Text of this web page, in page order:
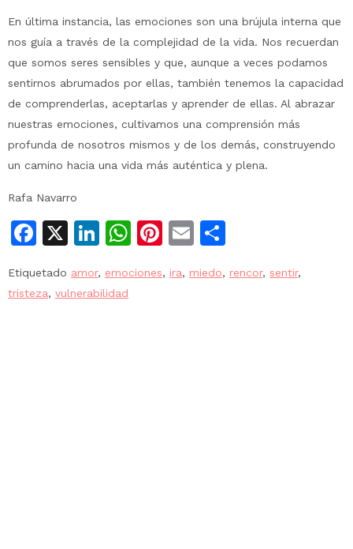
En última instancia, las emociones son una brújula interna que
nos guía a través de la complejidad de la vida. Nos recuerdan
que somos seres sensibles y que, aunque a veces podamos
sentirnos abrumados por ellas, también tenemos la capacidad
de comprenderlas, aceptarlas y aprender de ellas. Al abrazar
nuestras emociones, cultivamos una comprensión más
profunda de nosotros mismos y de los demás, construyendo
un camino hacia una vida más auténtica y plena.
Rafa Navarro
Facebook
X LinkedIn
WhatsApp
Pinterest
Email
Etiquetado amor, emociones, ira, miedo, rencor, sentir,
tristeza, vulnerabilidad